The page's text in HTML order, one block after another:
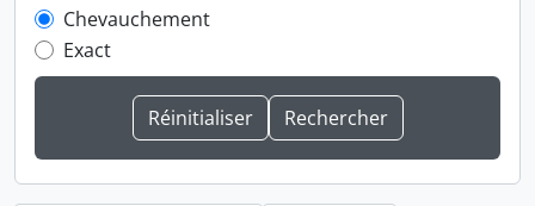
Chevauchement
Exact